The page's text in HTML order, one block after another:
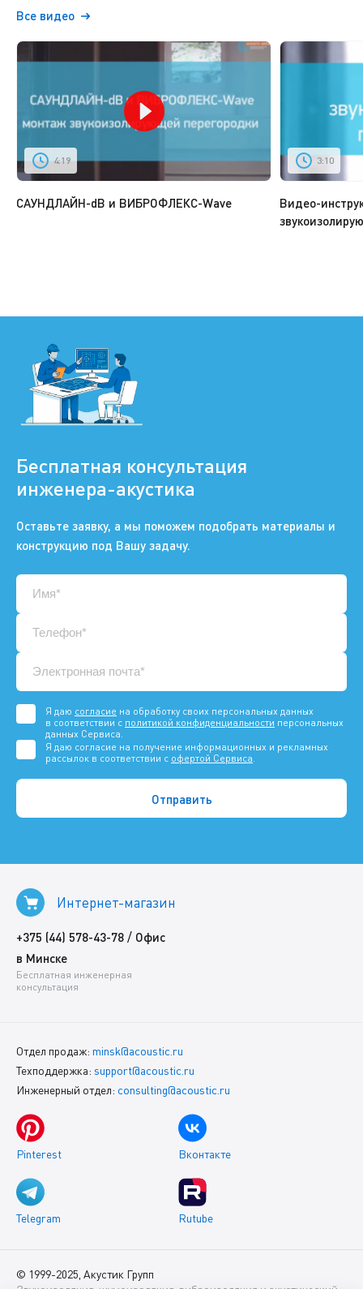
Все видео
4:19
САУНДЛАЙН-dB и ВИБРОФЛЕКС-Wave
3:10
Видео-
Бесплатная консультация
инженера-акустика
Оставьте заявку, а мы поможем подобрать материалы и
конструкцию под Вашу задачу.
Я даю согласие на обработку своих персональных данных
в соответствии с политикой конфиденциальности персональных
данных Сервиса.
Я даю согласие на получение информационных и рекламных
рассылок в соответствии с офертой Сервиса
Интернет-магазин
+375 (44) 578-43-78 / Офис
в Минске
Бесплатная инженерная
консультация
Отдел продаж: minsk@acoustic.ru
Техподдержка: support@acoustic.ru
Инженерный отдел: consulting@acoustic.ru
Pinterest Вконтакте
Telegram Rutube
© 1999-2025, Акустик Групп